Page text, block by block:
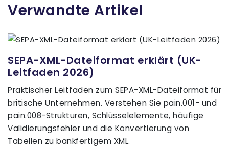
Verwandte Artikel
SEPA-XML-Dateiformat erklärt (UK-
Leitfaden 2026)
Praktischer Leitfaden zum SEPA-XML-Dateiformat für
britische Unternehmen. Verstehen Sie pain.001- und
pain.008-Strukturen, Schlüsselelemente, häufige
Validierungsfehler und die Konvertierung von
Tabellen zu bankfertigem XML.